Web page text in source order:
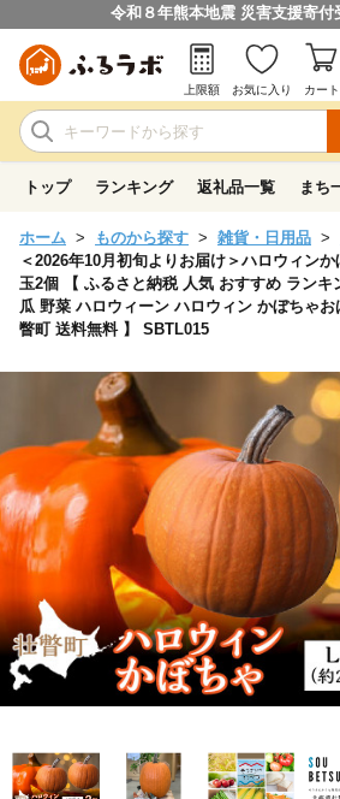
令和８年熊本地震 災害支援寄付
上限額 お気に入り カート
トップ ランキング 返礼品一覧 まち
ホーム ものから探す 雑貨・日用品
＜2026年10月初旬よりお届け＞ハロウィン
玉2個 【 ふるさと納税 人気 おすすめ ランキ
瓜 野菜 ハロウィーン ハロウィン かぼちゃ
瞥町 送料無料 】 SBTL015